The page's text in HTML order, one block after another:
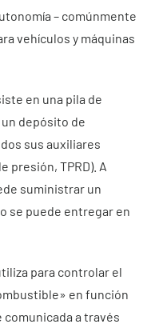
– comúnmente
vehículos y máquinas
en una pila de
depósito de
sus auxiliares
presión, TPRD). A
suministrar un
se puede entregar en
para controlar el
en función
a través